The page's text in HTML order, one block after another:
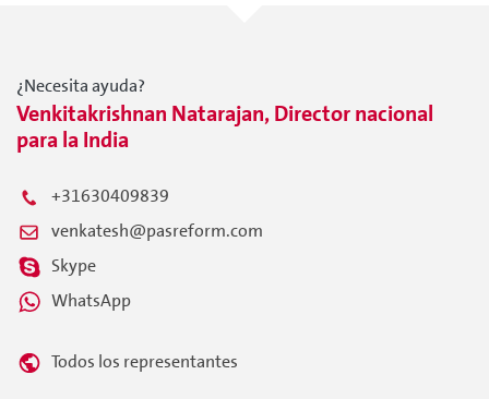
¿Necesita ayuda?
Venkitakrishnan Natarajan, Director nacional
para la India
+31630409839
venkatesh@pasreform.com
Skype
WhatsApp
Todos los representantes